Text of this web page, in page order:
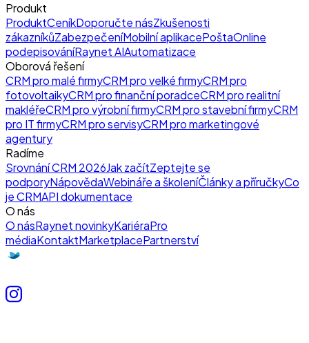
Produkt
ProduktCeníkDoporučte násZkušenosti
zákazníkůZabezpečeníMobilní aplikacePoštaOnline
podepisováníRaynet AIAutomatizace
Oborová řešení
CRM pro malé firmyCRM pro velké firmyCRM pro
fotovoltaikyCRM pro finanční poradceCRM pro realitní
makléřeCRM pro výrobní firmyCRM pro stavební firmyCRM
pro IT firmyCRM pro servisyCRM pro marketingové
agentury
Radíme
Srovnání CRM 2026Jak začítZeptejte se
podporyNápovědaWebináře a školeníČlánky a příručkyCo
je CRMAPI dokumentace
O nás
O násRaynet novinkyKariéraPro
médiaKontaktMarketplacePartnerství